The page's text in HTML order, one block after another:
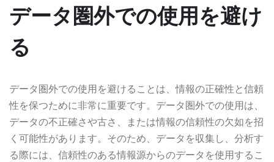
データ圏外での使用を避け
る
データ圏外での使用を避けることは、情報の正確性と信頼
性を保つために非常に重要です。データ圏外での使用は、
データの不正確さや古さ、または情報の信頼性の欠如を招
く可能性があります。そのため、データを収集し、分析す
る際には、信頼性のある情報源からのデータを使用するこ